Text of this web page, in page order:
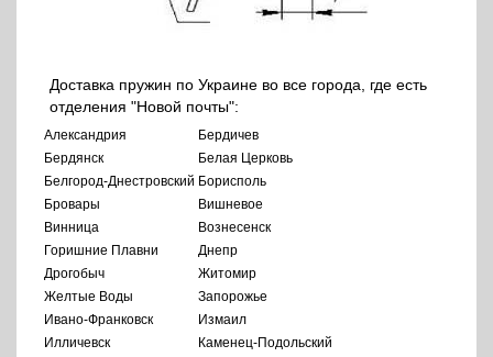
Доставка пружин по Украине во все города, где есть
отделения "Новой почты":
Александрия
Бердичев
Бердянск
Белая Церковь
Белгород-Днестровский Борисполь
Бровары
Вишневое
Винница
Вознесенск
Горишние Плавни
Днепр
Дрогобыч
Житомир
Желтые Воды
Запорожье
Ивано-Франковск
Измаил
Илличевск
Каменец-Подольский